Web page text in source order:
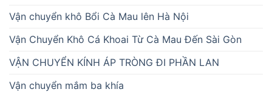
Vận chuyển khô Bổi Cà Mau lên Hà Nội
Vận Chuyển Khô Cá Khoai Từ Cà Mau Đến Sài Gòn
VẬN CHUYỂN KÍNH ÁP TRÒNG ĐI PHẦN LAN
Vận chuyển mắm ba khía